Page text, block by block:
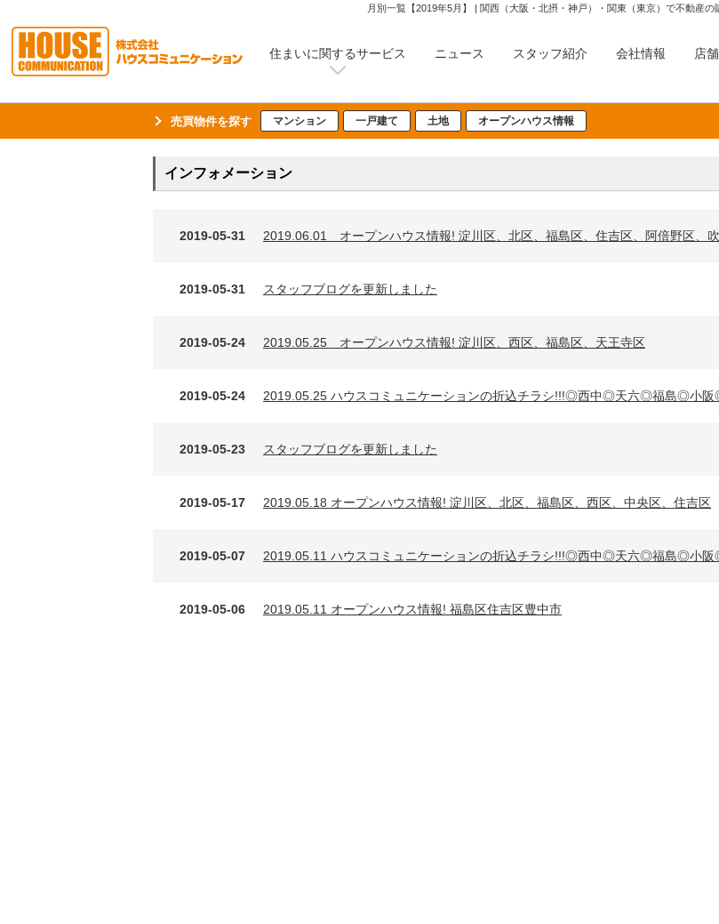
月別一覧【2019年5月】 | 関西（大阪・北摂・神戸）・関東（東京）で不動産
住まいに関するサービス ニュース スタッフ紹介 会社情報 店
売買物件を探す マンション 一戸建て 土地 オープンハウス情報
インフォメーション
2019-05-31 2019.06.01 オープンハウス情報! 淀川区、北区、福島区、住吉区、阿倍野区、
2019-05-31 スタッフブログを更新しました
2019-05-24 2019.05.25 オープンハウス情報! 淀川区、西区、福島区、天王寺区
2019-05-24 2019.05.25 ハウスコミュニケーションの折込チラシ!!!◎西中◎天六◎福島◎小
2019-05-23 スタッフブログを更新しました
2019-05-17 2019.05.18 オープンハウス情報! 淀川区、北区、福島区、西区、中央区、住吉区
2019-05-07 2019.05.11 ハウスコミュニケーションの折込チラシ!!!◎西中◎天六◎福島◎小
2019-05-06 2019.05.11 オープンハウス情報! 福島区住吉区豊中市